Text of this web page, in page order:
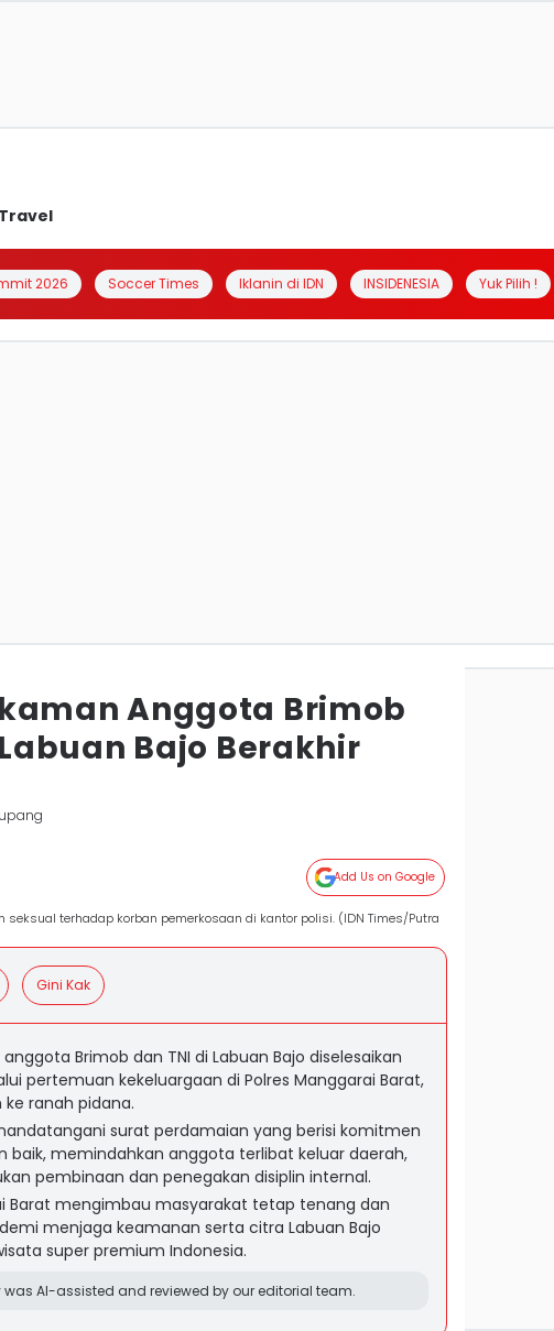
Travel
2026 Soccer Times Iklanin di IDN INSIDENESIA Yuk Pilih !
Anggota Brimob
Bajo Berakhir
Add Us on Google
seksual terhadap korban pemerkosaan di kantor polisi. (IDN Times/Putra
Gini Kak
Brimob dan TNI di Labuan Bajo diselesaikan
pertemuan kekeluargaan di Polres Manggarai Barat,
ranah pidana.
surat perdamaian yang berisi komitmen
baik, memindahkan anggota terlibat keluar daerah,
pembinaan dan penegakan disiplin internal.
Barat mengimbau masyarakat tetap tenang dan
menjaga keamanan serta citra Labuan Bajo
super premium Indonesia.
AI-assisted and reviewed by our editorial team.